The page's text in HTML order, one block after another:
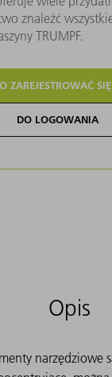
znaleźć
TRUMPF.
ZAREJESTROWAĆ
DO LOGOWANIA
Opis
narzędziowe